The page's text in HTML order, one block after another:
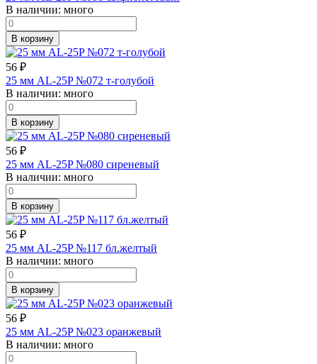
В наличии: много
В корзину
56 ₽
25 мм AL-25P №072 т-голубой
В наличии: много
В корзину
56 ₽
25 мм AL-25P №080 сиреневый
В наличии: много
В корзину
56 ₽
25 мм AL-25P №117 бл.желтый
В наличии: много
В корзину
56 ₽
25 мм AL-25P №023 оранжевый
В наличии: много